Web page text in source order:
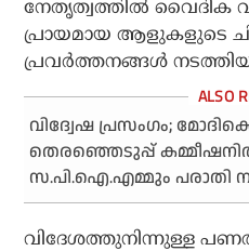
നേതൃത്വത്തില്‍ വൈദിക
പ്രായമായ ആളുകളുടെ
പ്രവര്‍ത്തനങ്ങള്‍
വിദ്വേഷ പ്രസംഗം;
തെരഞ്ഞെടുപ്പ്
സ.പി.ഐ.എമ്മും പരാതി
വിദേശത്തുനിന്നുള്ള